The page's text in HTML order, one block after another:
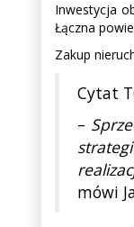
Inwestycja
Łączna
Zakup
Cytat
–
mówi